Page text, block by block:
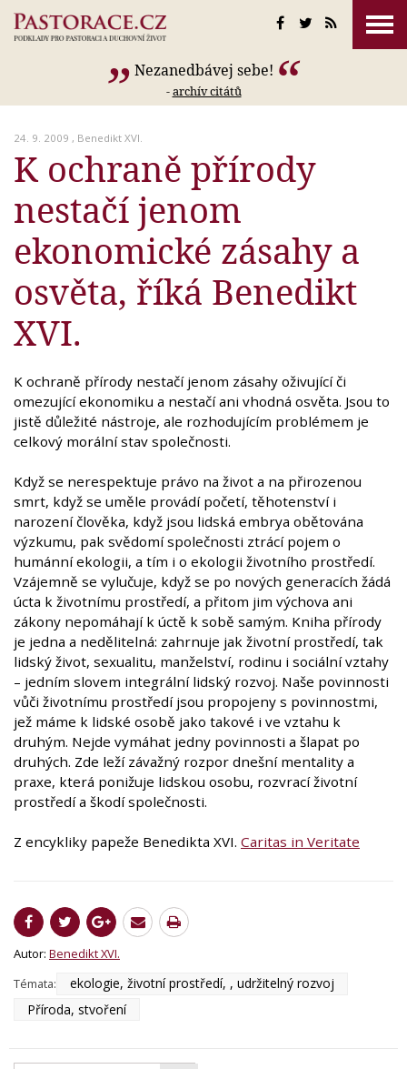
Nezanedbávej sebe!
-archív citátů
24. 9. 2009 , Benedikt XVI.
K ochraně přírody
nestačí jenom
ekonomické zásahy a
osvěta, říká Benedikt
XVI.
K ochraně přírody nestačí jenom zásahy oživující či
omezující ekonomiku a nestačí ani vhodná osvěta. Jsou to
jistě důležité nástroje, ale rozhodujícím problémem je
celkový morální stav společnosti.
Když se nerespektuje právo na život a na přirozenou
smrt, když se uměle provádí početí, těhotenství i
narození člověka, když jsou lidská embrya obětována
výzkumu, pak svědomí společnosti ztrácí pojem o
humánní ekologii, a tím i o ekologii životního prostředí.
Vzájemně se vylučuje, když se po nových generacích žádá
úcta k životnímu prostředí, a přitom jim výchova ani
zákony nepomáhají k úctě k sobě samým. Kniha přírody
je jedna a nedělitelná: zahrnuje jak životní prostředí, tak
lidský život, sexualitu, manželství, rodinu i sociální vztahy
– jedním slovem integrální lidský rozvoj. Naše povinnosti
vůči životnímu prostředí jsou propojeny s povinnostmi,
jež máme k lidské osobě jako takové i ve vztahu k
druhým. Nejde vymáhat jedny povinnosti a šlapat po
druhých. Zde leží závažný rozpor dnešní mentality a
praxe, která ponižuje lidskou osobu, rozvrací životní
prostředí a škodí společnosti.
Z encykliky papeže Benedikta XVI. Caritas in Veritate
Autor: Benedikt XVI.
Témata:
ekologie, životní prostředí, , udržitelný rozvoj
Příroda, stvoření